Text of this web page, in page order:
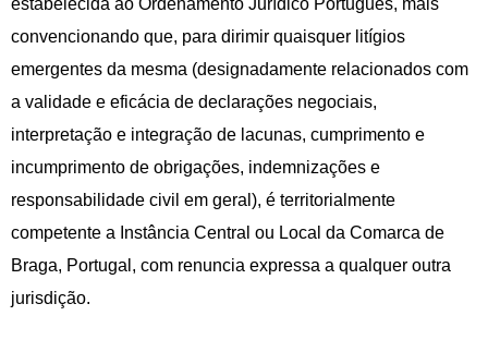
estabelecida ao Ordenamento Jurídico Português, mais
convencionando que, para dirimir quaisquer litígios
emergentes da mesma (designadamente relacionados com
a validade e eficácia de declarações negociais,
interpretação e integração de lacunas, cumprimento e
incumprimento de obrigações, indemnizações e
responsabilidade civil em geral), é territorialmente
competente a Instância Central ou Local da Comarca de
Braga, Portugal, com renuncia expressa a qualquer outra
jurisdição.